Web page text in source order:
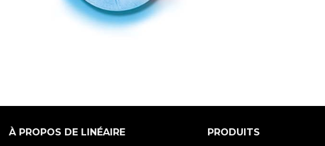
À PROPOS DE LINÉAIRE
PRODUITS